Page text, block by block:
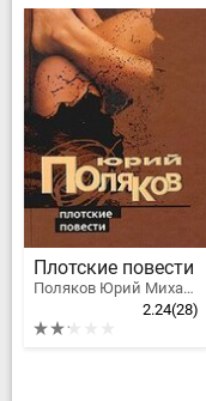
Плотские повести
Поляков Юрий Михайлович
2.24(28)